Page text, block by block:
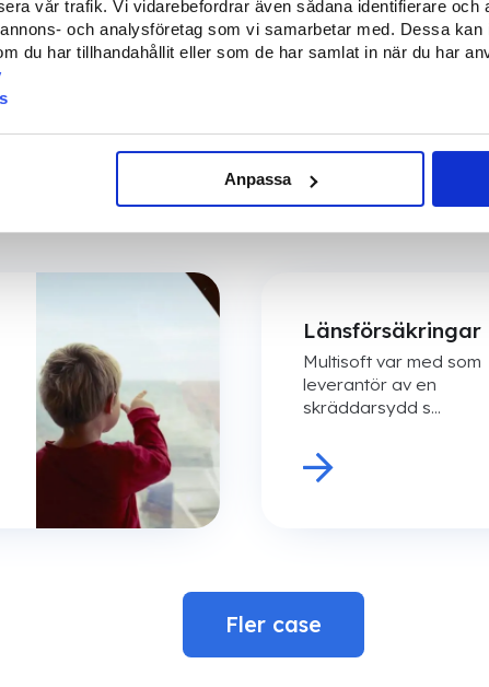
vår trafik. Vi vidarebefordrar även sådana identifierare och
och analysföretag som vi samarbetar med. Dessa
du har tillhandahållit eller som de har samlat in när du har
Anpassa
Kundcase
Länsförsäkringar
Multisoft var med som
leverantör av en
skräddarsydd s...
Fler case